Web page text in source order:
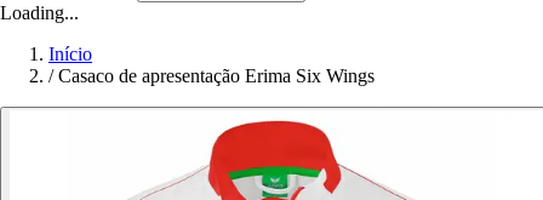
Loading...
Início
/ Casaco de apresentação Erima Six Wings